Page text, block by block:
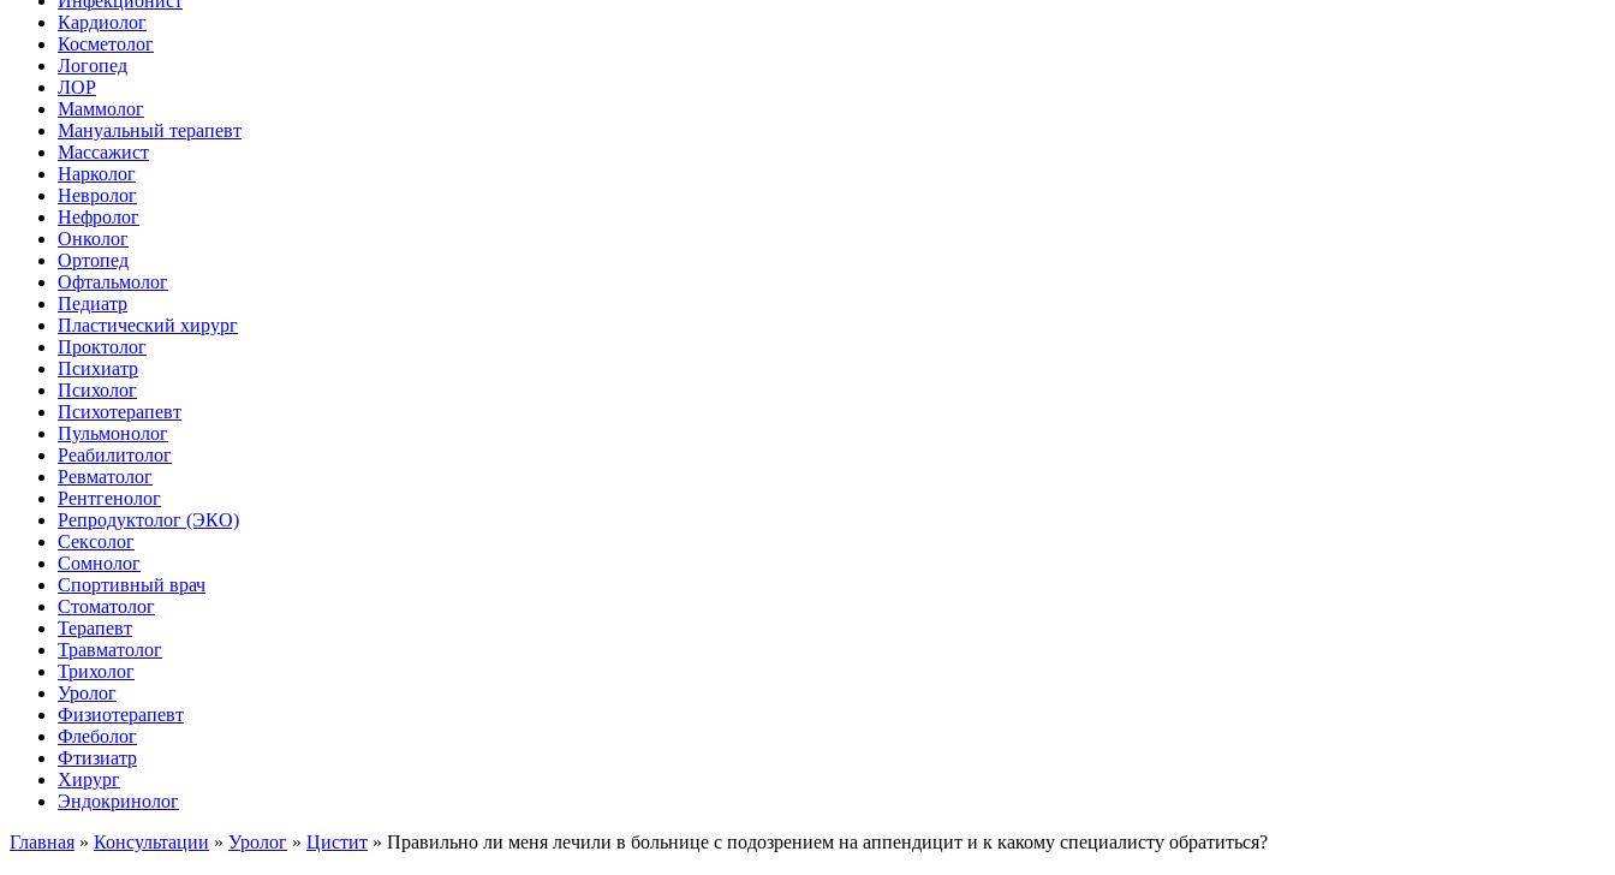
Кардиолог
Косметолог
Логопед
ЛОР
Маммолог
Мануальный терапевт
Массажист
Нарколог
Невролог
Нефролог
Онколог
Ортопед
Офтальмолог
Педиатр
Пластический хирург
Проктолог
Психиатр
Психолог
Психотерапевт
Пульмонолог
Реабилитолог
Ревматолог
Рентгенолог
Репродуктолог (ЭКО)
Сексолог
Сомнолог
Спортивный врач
Стоматолог
Терапевт
Травматолог
Трихолог
Уролог
Физиотерапевт
Флеболог
Фтизиатр
Хирург
Эндокринолог
Главная » Консультации » Уролог » Цистит » Правильно ли меня лечили в больнице с подозрением на аппендицит и к какому специалисту обратиться?